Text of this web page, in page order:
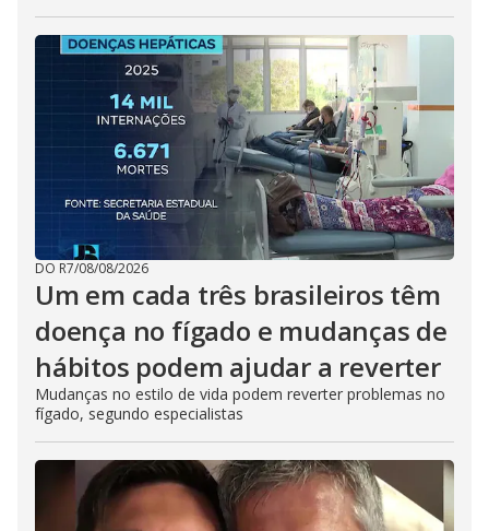
DO R7/08/08/2026
Um em cada três brasileiros têm
doença no fígado e mudanças de
hábitos podem ajudar a reverter
Mudanças no estilo de vida podem reverter problemas no
fígado, segundo especialistas